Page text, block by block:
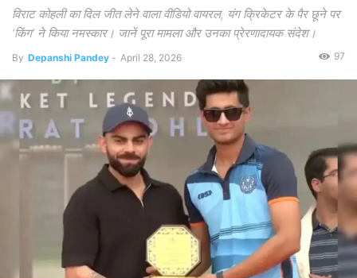
विराट कोहली का दिल जीत लेने वाला वीडियो वायरल, यंग क्रिकेटर के पैर छूने पर
‘किंग’ ने किया नमस्कार। जानें पूरा मामला और उनका प्रेरणादायक संदेश।
By Depanshi Pandey - April 28, 2026 97